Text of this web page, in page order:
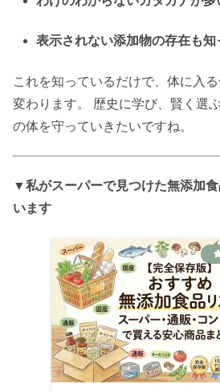
表示されない添加物の存在も知
これを知っているだけで、体に入
変わります。 歴史に学び、賢く選
の体を守っていきたいですね。
▼私がスーパーで見つけた無添加
います